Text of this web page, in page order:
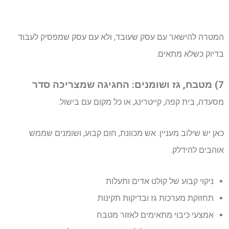
המטרה להישאר עם עסק שעובד, ולא עם עסק שמפסיק לעבוד
בדיוק כשלא מתאים.
7) מטבח, גז ושומנים: החגיגה שמצריכה סדר
מסעדה, בית קפה, קייטרינג, או כל מקום עם בישול.
כאן יש שילוב מעניין: אש מכוונת, חום קבוע, ושומנים שממש
אוהבים להידלק.
ניקוי קבוע של קולט אדים ותעלות
תחזוקת מערכות גז ובדיקות תקינות
אמצעי כיבוי מתאימים לאזור מטבח